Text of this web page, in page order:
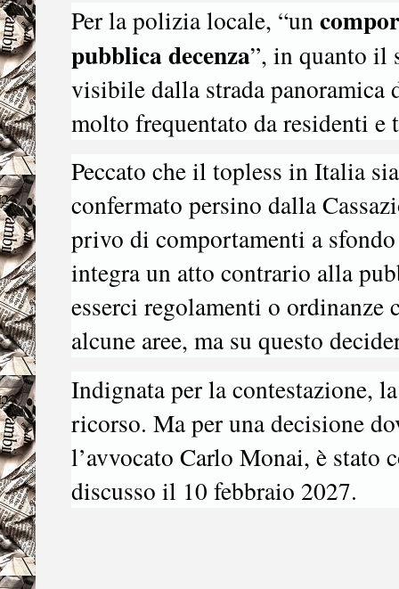
Per la polizia locale, “un
pubblica decenza”, in quanto il
visibile dalla strada panoramica
molto frequentato da residenti e
Peccato che il topless in Italia
confermato persino dalla
privo di comportamenti a
integra un atto contrario alla
esserci regolamenti o
alcune aree, ma su questo
Indignata per la contestazione,
ricorso. Ma per una decisione
l’avvocato Carlo Monai, è stato
discusso il 10 febbraio 2027.